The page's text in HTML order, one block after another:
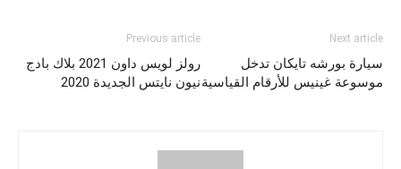
Previous article
رولز لويس داون 2021 بلاك بادج
نيون نايتس الجديدة 2020
Next article
سيارة بورشه تايكان تدخل
موسوعة غينيس للأرقام القياسية